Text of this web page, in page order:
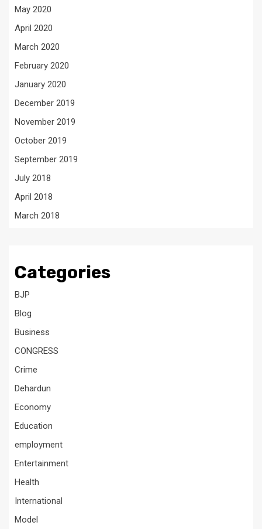
May 2020
April 2020
March 2020
February 2020
January 2020
December 2019
November 2019
October 2019
September 2019
July 2018
April 2018
March 2018
Categories
BJP
Blog
Business
CONGRESS
Crime
Dehardun
Economy
Education
employment
Entertainment
Health
International
Model